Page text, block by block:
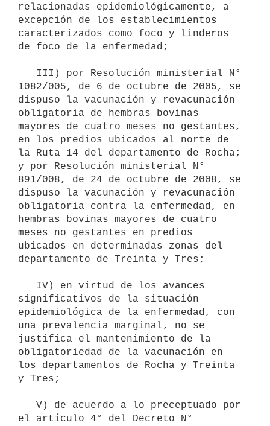
relacionadas epidemiológicamente, a
excepción de los establecimientos
caracterizados como foco y linderos
de foco de la enfermedad;
1082/005, de 6 de octubre de 2005, se
dispuso la vacunación y revacunación
obligatoria de hembras bovinas
mayores de cuatro meses no gestantes,
en los predios ubicados al norte de
la Ruta 14 del departamento de Rocha;
y por Resolución ministerial N°
891/008, de 24 de octubre de 2008, se
dispuso la vacunación y revacunación
obligatoria contra la enfermedad, en
hembras bovinas mayores de cuatro
meses no gestantes en predios
ubicados en determinadas zonas del
departamento de Treinta y Tres;
significativos de la situación
epidemiológica de la enfermedad, con
una prevalencia marginal, no se
justifica el mantenimiento de la
obligatoriedad de la vacunación en
los departamentos de Rocha y Treinta
y Tres;
el artículo 4° del Decreto N°